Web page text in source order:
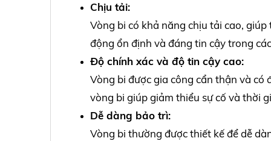
Chịu tải:
Vòng bi có khả năng chịu tải cao,
động ổn định và đáng tin cậy trong
Độ chính xác và độ tin cậy cao:
Vòng bi được gia công cẩn thận và
vòng bi giúp giảm thiểu sự cố và thời
Dễ dàng bảo trì:
Vòng bi thường được thiết kế để dễ